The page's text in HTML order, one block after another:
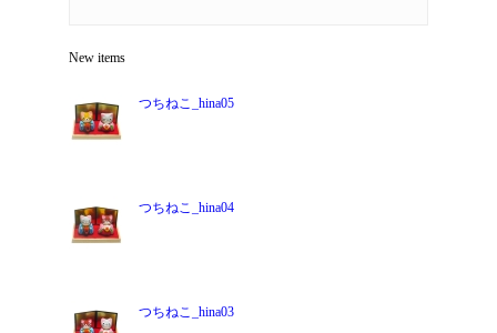
New items
つちねこ_hina05
つちねこ_hina04
つちねこ_hina03